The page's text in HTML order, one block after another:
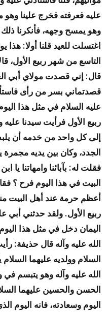
عليه فعرفته فخرج علينا
وهو يمسح وجهه، فأنكرنا ذلك
اغتسلت للعيد قلنا أولا:
التاسع من شهر ربيع الأول،
قال: إني قصدت مولاي أبي
قصدتماني بسر من رأى
عليه السلام في مثل هذا
ربيع الأول فرأيت سيدنا عليه
إلى كل واحد من خدمه أن
الجدد، وكان بين يديه مجمرة
فقلت له: بآبائنا وامهاتنا يا
البيت في هذا اليوم فرح ؟
أعظم حرمة عند أهل البيت
ربيع الأول. ولقد حدثني أبي
اليمان دخل في مثل هذا
الله عليه وآله قال حذيفة:
السلام وولديه عليهما
الله عليه وآله وهو يتبسم
الحسن والحسين عليهما
اليوم وسعادته، فانه اليوم